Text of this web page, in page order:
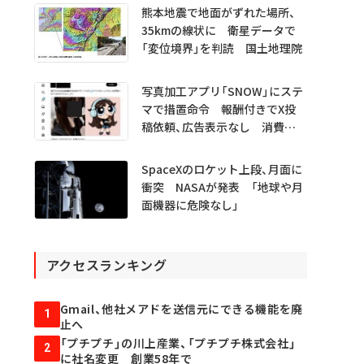
熊本地震で地面がずれた場所、
35kmの線状に 衛星データで
「変位境界」を判読 国土地理院
写真加工アプリ「SNOW」にステ
マで措置命令 報酬付きでX投
稿依頼、広告表示なし 消費者
SpaceXのロケット上段、月面に
衝突 NASAが発表 「地球や月
面機器に危険なし」
アクセスランキング
1
Gmail、他社メアドを送信元にできる機能を廃
止へ
2
「プチプチ」の川上産業、「プチプチ株式会社」
に社名変更 創業58年で